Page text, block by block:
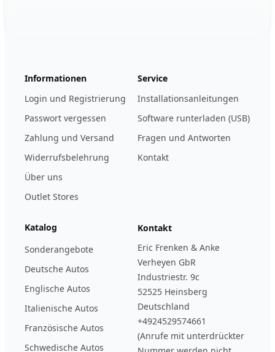
Informationen
Login und Registrierung
Passwort vergessen
Zahlung und Versand
Widerrufsbelehrung
Über uns
Outlet Stores
Service
Installationsanleitungen
Software runterladen (USB)
Fragen und Antworten
Kontakt
Katalog
Sonderangebote
Deutsche Autos
Englische Autos
Italienische Autos
Französische Autos
Schwedische Autos
Kontakt
Eric Frenken & Anke
Verheyen GbR
Industriestr. 9c
52525 Heinsberg
Deutschland
+4924529574661
(Anrufe mit unterdrückter